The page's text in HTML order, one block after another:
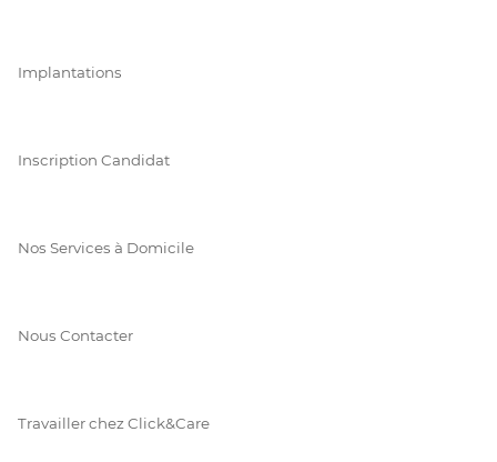
Implantations
Inscription Candidat
Nos Services à Domicile
Nous Contacter
Travailler chez Click&Care